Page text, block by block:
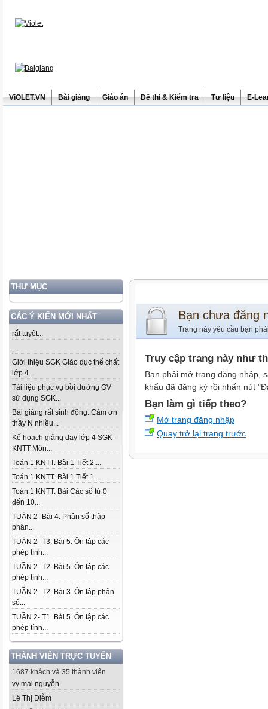
ViOLET.VN Bài giảng Giáo án Đề thi & Kiểm tra Tư liệu E-
THƯ MỤC
CÁC Ý KIẾN MỚI NHẤT
rất tuyệt...
...
Giới thiệu SGK Giáo dục thể chất
lớp 4...
Tài liệu phục vụ bồi dưỡng GV
sử dụng SGK...
Bài giảng rất sinh động. Cảm ơn
thầy N nhiều...
Kế hoạch giảng dạy lớp 4 SGK -
KNTT Môn...
Toán 1 KNTT. Bài 1 Tiết 2....
Toán 1 KNTT. Bài 1 Tiết 1....
Toán 1 KNTT. Bài Các số từ 0
đến 10...
TUẦN 2- Bài 4. Phân số thập
phân...
TUẦN 2- T3. Bài 5. Ôn tập các
phép tính...
TUẦN 2- T2. Bài 5. Ôn tập các
phép tính...
TUẦN 2- T2. Bài 3. Ôn tập phân
số...
TUẦN 2- T1. Bài 5. Ôn tập các
phép tính...
THÀNH VIÊN TRỰC TUYẾN
1687 khách và 35 thành viên
vy mai nguyễn
Lê Thị Diễm
Bạn chưa đăng
Trang này yêu cầu bạn
Truy cập trang này như
Bạn phải mở trang đăng nhập,
khẩu đã đăng ký rồi nhấn nút
Bạn làm gì tiếp theo?
Mở trang đăng nhập
Quay trở lại trang trước